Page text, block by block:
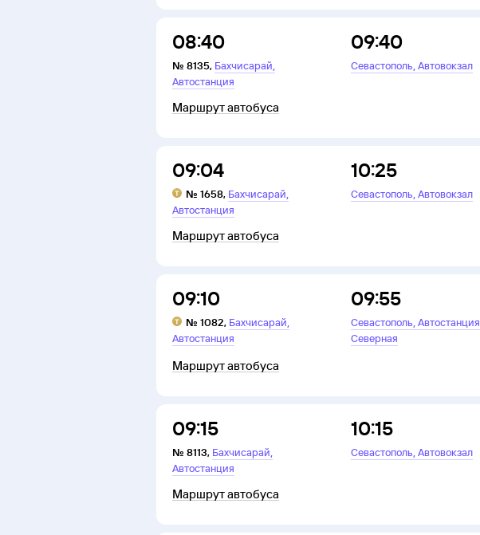
08:40
№ 8135, Бахчисарай,
Автостанция
09:40
Севастополь,Автовокзал
Маршрут автобуса
09:04
№ 1658, Бахчисарай,
Автостанция
10:25
Севастополь,Автовокзал
Маршрут автобуса
09:10
№ 1082, Бахчисарай,
Автостанция
09:55
Севастополь,Автостанция
Северная
Маршрут автобуса
09:15
№ 8113, Бахчисарай,
Автостанция
10:15
Севастополь,Автовокзал
Маршрут автобуса